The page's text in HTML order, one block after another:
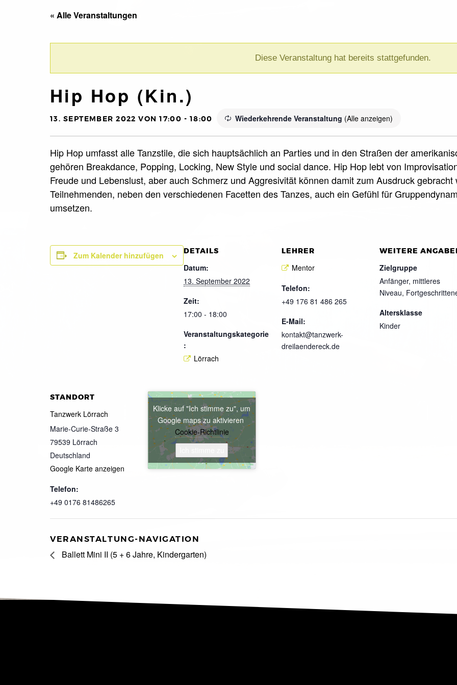
« Alle Veranstaltungen
Diese Veranstaltung hat bereits stattgefunden.
Hip Hop (Kin.)
13. SEPTEMBER 2022 VON 17:00 - 18:00 Wiederkehrende Veranstaltung (Alle anzeigen)
Hip Hop umfasst alle Tanzstile, die sich hauptsächlich an Parties und in den Straßen der
gehören Breakdance, Popping, Locking, New Style und social dance. Hip Hop lebt von
Freude und Lebenslust, aber auch Schmerz und Aggresivität können damit zum Ausdruck
Teilnehmenden, neben den verschiedenen Facetten des Tanzes, auch ein Gefühl für
umsetzen.
Zum Kalender hinzufügen DETAILS
Datum:
13. September 2022
Zeit:
17:00 - 18:00
Veranstaltungskategorie
:
Lörrach
LEHRER
Mentor
Telefon:
+49 176 81 486 265
E-Mail:
kontakt@tanzwerk-
dreilaendereck.de
WEITERE
Zielgruppe
Anfänger, mittleres
Niveau,
Altersklasse
Kinder
STANDORT
Tanzwerk Lörrach
Marie-Curie-Straße 3
79539 Lörrach
Deutschland
Google Karte anzeigen
Telefon:
+49 0176 81486265
Klicke auf "Ich stimme zu", um
Google maps zu aktivieren
Cookie-Richtlinie
VERANSTALTUNG-NAVIGATION
Ballett Mini II (5 + 6 Jahre, Kindergarten)